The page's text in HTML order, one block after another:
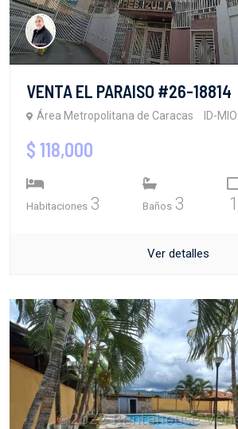
VENTA EL PARAISO #26-18814
Área Metropolitana de Caracas ID-
$ 118,000
Habitaciones 3 Baños 3
Ver detalles